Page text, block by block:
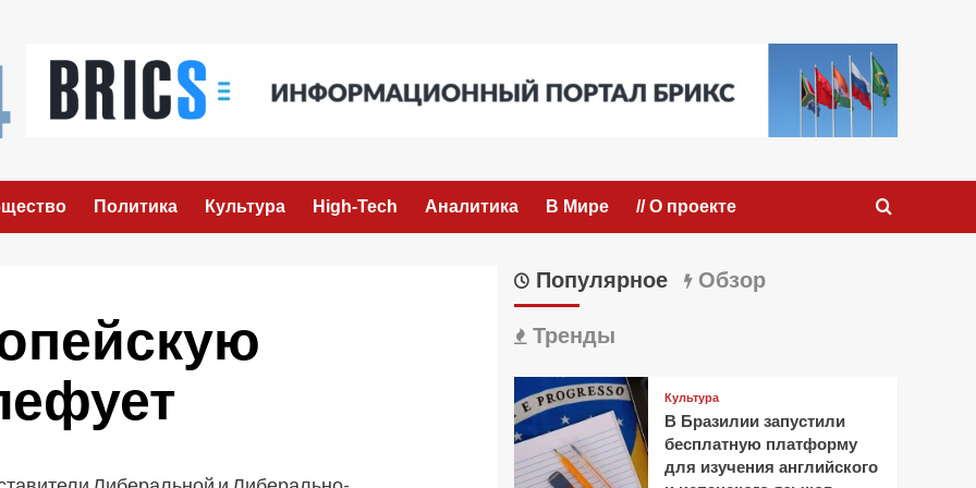
Политика Культура High-Tech Аналитика В Мире // О проекте
Популярное Обзор
Тренды
Культура
В Бразилии запустили
бесплатную платформу
для изучения английского